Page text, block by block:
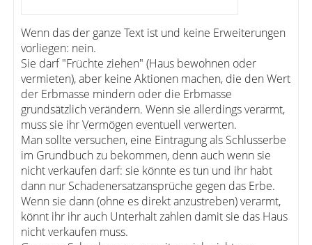
Wenn das der ganze Text ist und keine Erweiterungen
vorliegen: nein.
Sie darf "Früchte ziehen" (Haus bewohnen oder
vermieten), aber keine Aktionen machen, die den Wert
der Erbmasse mindern oder die Erbmasse
grundsätzlich verändern. Wenn sie allerdings verarmt,
muss sie ihr Vermögen eventuell verwerten.
Man sollte versuchen, eine Eintragung als Schlusserbe
im Grundbuch zu bekommen, denn auch wenn sie
nicht verkaufen darf: sie könnte es tun und ihr habt
dann nur Schadenersatzansprüche gegen das Erbe.
Wenn sie dann (ohne es direkt anzustreben) verarmt,
könnt ihr ihr auch Unterhalt zahlen damit sie das Haus
nicht verkaufen muss.